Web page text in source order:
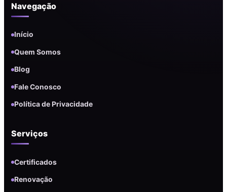
Navegação
Início
Quem Somos
Blog
Fale Conosco
Política de Privacidade
Serviços
Certificados
Renovação